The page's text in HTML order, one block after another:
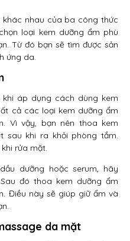
khác nhau của ba công thức
loại kem dưỡng ẩm phù
Từ đó bạn sẽ tìm được sản
ứng da.
áp dụng cách dùng kem
cả các loại kem dưỡng ẩm
Vì vậy, bạn nên thoa kem
sau khi ra khỏi phòng tắm.
rửa mặt.
dưỡng hoặc serum, hãy
đó thoa kem dưỡng ẩm
Điều này sẽ giúp giữ ẩm và
da mặt